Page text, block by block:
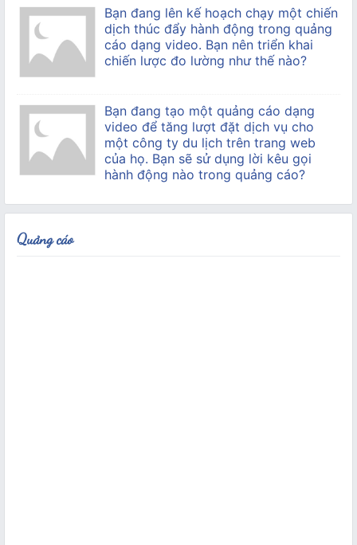
Bạn đang lên kế hoạch chạy một chiến
dịch thúc đẩy hành động trong quảng
cáo dạng video. Bạn nên triển khai
chiến lược đo lường như thế nào?
Bạn đang tạo một quảng cáo dạng
video để tăng lượt đặt dịch vụ cho
một công ty du lịch trên trang web
của họ. Bạn sẽ sử dụng lời kêu gọi
hành động nào trong quảng cáo?
Quảng cáo